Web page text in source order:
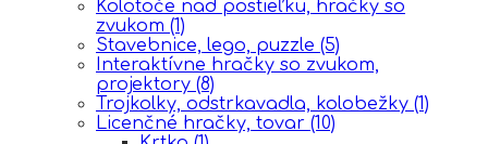
Kolotoče nad postieľku, hračky so
zvukom (1)
Stavebnice, lego, puzzle (5)
Interaktívne hračky so zvukom,
projektory (8)
Trojkolky, odstrkavadla, kolobežky (1)
Licenčné hračky, tovar (10)